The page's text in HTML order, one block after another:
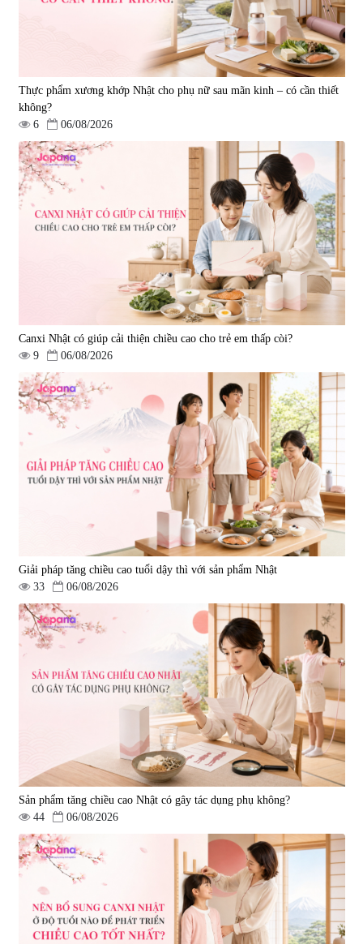
Tẩy tế bào chết Nichiei Bussan
Nano NMN+ Peeling Gel
Luxury 200g
1.490.000 đ
Viên uống hỗ trợ bền thành
mạch, ngừa tai biến Elastin Plus
& Nattokinase Hokoen 80 viên
|0
980.000 đ
Viên uống bổ gan Ribeto Shoji
Hepaclean 60 viên
543.205
690.000 đ
Viên uống hỗ trợ cải thiện thoát
vị đĩa đệm Kyoto Has 30 viên
14.560
1.600.000 đ
Viên uống hỗ trợ giấc ngủ Fujina
Sleepy Nhật Bản 80 viên
|13.760
580.000 đ
điều trị đột quỵ Biken Kinase
Gold 60 viên
|0
1.570.000 đ
Thực phẩm xương khớp Nhật cho phụ nữ sau mãn kinh – có cần thiết
không?
6
06/08/2026
Canxi Nhật có giúp cải thiện chiều cao cho trẻ em thấp còi?
9
06/08/2026
Giải pháp tăng chiều cao tuổi dậy thì với sản phẩm Nhật
33
06/08/2026
Sản phẩm tăng chiều cao Nhật có gây tác dụng phụ không?
44
06/08/2026